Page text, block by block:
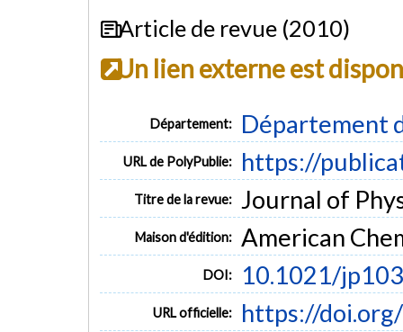
Article de revue (2010)
Un lien externe est
Département: Département
URL de PolyPublie: https://
Titre de la revue: Journal of
Maison d'édition: American
DOI: 10.1021/
URL officielle: https://